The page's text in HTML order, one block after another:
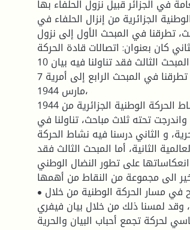
في الجزائر قبيل نزول الحلفاء بها.
الجزائرية من إنزال الحلفاء في
مباحث، تطرقنا في المبحث الأول إلى نزول
1942، والمبحث الثاني كان بعنوان: اتصالات قادة الحركة
الوطنية الجزائرية مع الحلفاء، وبخصوص المبحث الثالث فقد تناولنا فيه بيان 10
فيفري 1943 وموقف فرنسا منه، وقد تطرقنا في المبحث الرابع إلى أمرية 7
مارس 1944،
الفصل الثاني فقد جاء تحت عنوان: تطور نشاط الحركة الوطنية الجزائرية من 1944
حتى نهاية الحرب العالمية الثانية 1945 واندرجت تحته ثلاث مباحث، تناولنا في
و الثاني درسنا فيه نشاط الحركة
الثانية، أما المبحث الثالث فقد
لحوادث 8 ماي 1945 وانعكاساتها على تطور النضال الوطني.
الى مجموعة من النقاط من أهمها
• كان لنزول الحلفاء في الجزائر الأثر الواضح في مسار الحركة الوطنية من خلال
لمسنا ذلك من خلال بيان فيفري
لحركة تجمع أحباب البيان والحرية.